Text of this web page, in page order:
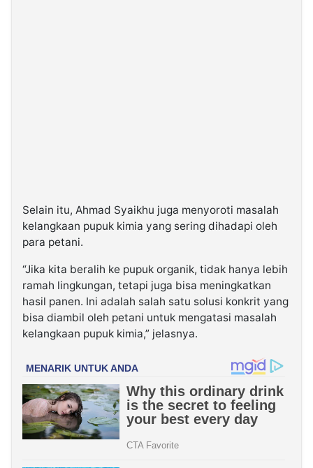
Selain itu, Ahmad Syaikhu juga menyoroti masalah
kelangkaan pupuk kimia yang sering dihadapi oleh
para petani.
“Jika kita beralih ke pupuk organik, tidak hanya lebih
ramah lingkungan, tetapi juga bisa meningkatkan
hasil panen. Ini adalah salah satu solusi konkrit yang
bisa diambil oleh petani untuk mengatasi masalah
kelangkaan pupuk kimia,” jelasnya.